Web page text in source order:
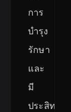
การ
บำรุง
รักษา
และ
มี
ประสิทธิภา